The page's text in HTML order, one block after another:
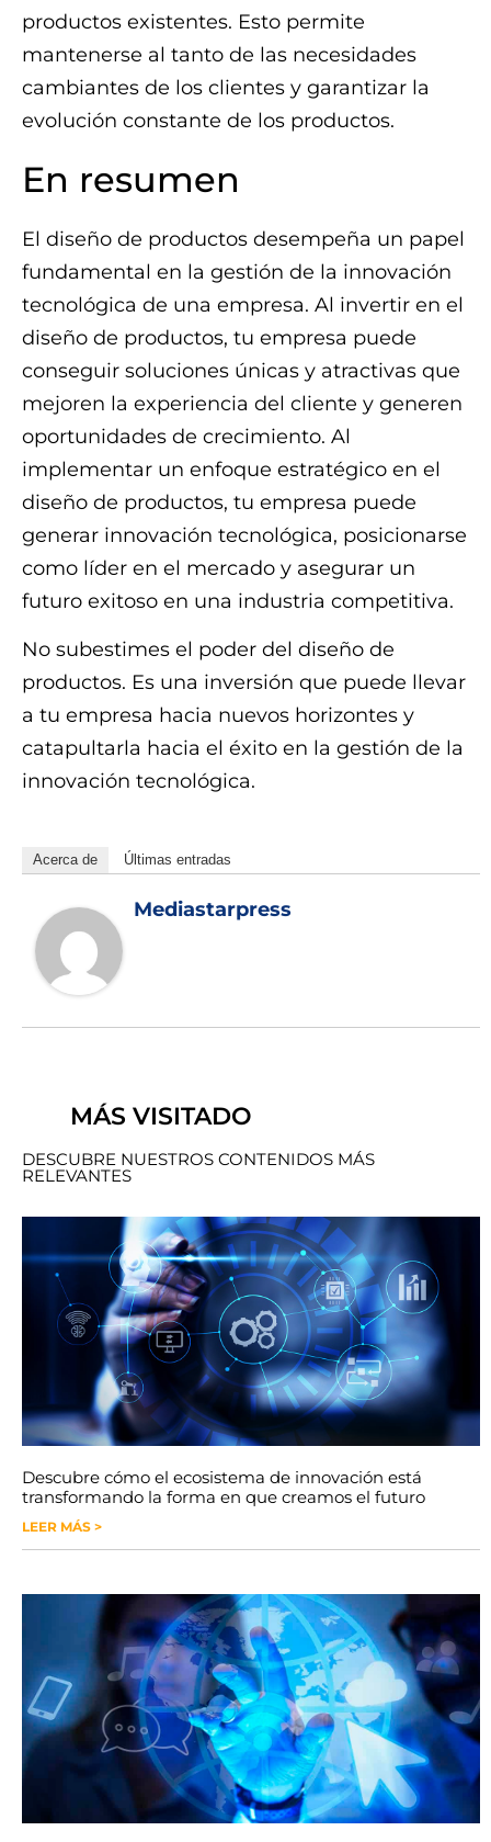
productos existentes. Esto permite
mantenerse al tanto de las necesidades
cambiantes de los clientes y garantizar la
evolución constante de los productos.
En resumen
El diseño de productos desempeña un papel
fundamental en la gestión de la innovación
tecnológica de una empresa. Al invertir en el
diseño de productos, tu empresa puede
conseguir soluciones únicas y atractivas que
mejoren la experiencia del cliente y generen
oportunidades de crecimiento. Al
implementar un enfoque estratégico en el
diseño de productos, tu empresa puede
generar innovación tecnológica, posicionarse
como líder en el mercado y asegurar un
futuro exitoso en una industria competitiva.
No subestimes el poder del diseño de
productos. Es una inversión que puede llevar
a tu empresa hacia nuevos horizontes y
catapultarla hacia el éxito en la gestión de la
innovación tecnológica.
Acerca de Últimas entradas
Mediastarpress
MÁS VISITADO
DESCUBRE NUESTROS CONTENIDOS MÁS
RELEVANTES
Descubre cómo el ecosistema de innovación está
transformando la forma en que creamos el futuro
LEER MÁS >